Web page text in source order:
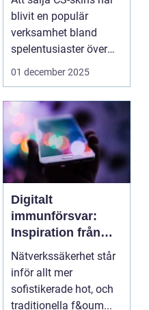
blivit en populär
verksamhet bland
spelentusiaster över
hela v...
01 december 2025
Digitalt
immunförsvar:
Inspiration från
biologiska system
för att stärka
nätverkssäkerhet
Nätverkssäkerhet står
inför allt mer
sofistikerade hot, och
traditionella f&oum...